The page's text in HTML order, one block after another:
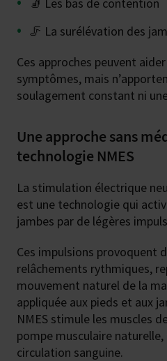
🦵 La surélévation des
Ces approches peuvent
symptômes, mais
soulagement constant ni
Une approche sans
technologie NMES
La stimulation électrique
est une technologie qui
jambes par de légères
Ces impulsions provoquent
relâchements rythmiques,
mouvement naturel de la
appliquée aux pieds et aux
NMES stimule les muscles
pompe musculaire
circulation sanguine.